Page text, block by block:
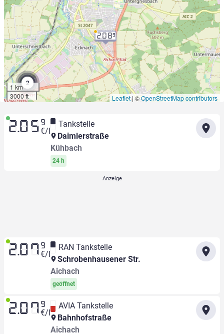
2.089
2
1 km
3000 ft
Leaflet| ©OpenStreetMap contributors
2.05 9
€/l
Tankstelle
Daimlerstraße
Kühbach
24 h
2.07 9
€/l
RAN Tankstelle
Schrobenhausener Str.
Aichach
geöffnet
2.07 9
€/l
AVIA Tankstelle
Bahnhofstraße
Aichach